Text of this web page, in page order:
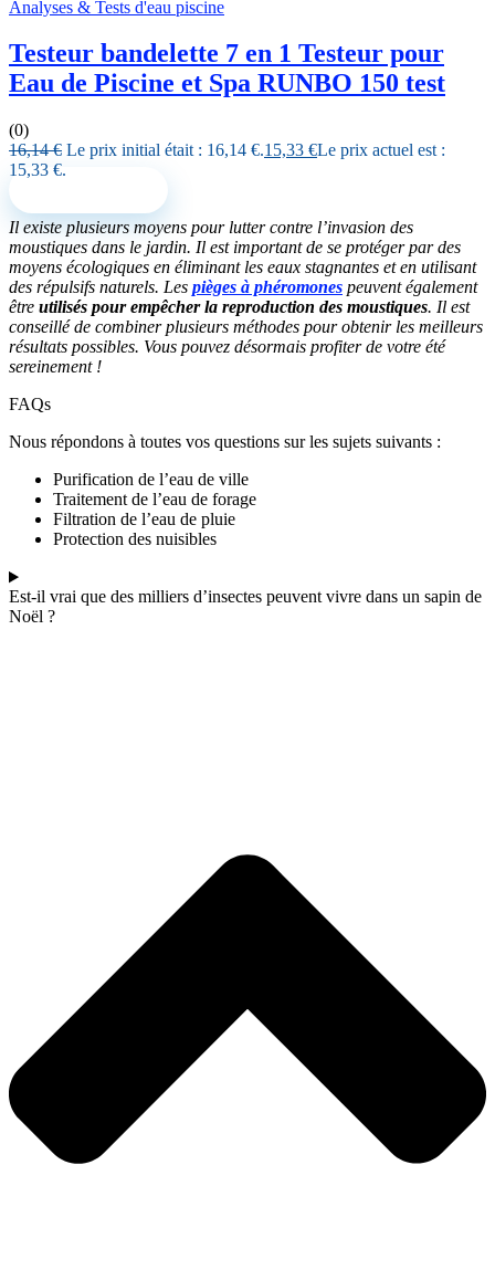
Analyses & Tests d'eau piscine
Testeur bandelette 7 en 1 Testeur pour
Eau de Piscine et Spa RUNBO 150 test
(0)
16,14€ Le prix initial était : 16,14 €.15,33 €Le prix actuel est :
15,33 €.
Il existe plusieurs moyens pour lutter contre l’invasion des
moustiques dans le jardin. Il est important de se protéger par des
moyens écologiques en éliminant les eaux stagnantes et en utilisant
des répulsifs naturels. Les pièges à phéromones peuvent également
être utilisés pour empêcher la reproduction des moustiques. Il est
conseillé de combiner plusieurs méthodes pour obtenir les meilleurs
résultats possibles. Vous pouvez désormais profiter de votre été
sereinement !
FAQs
Nous répondons à toutes vos questions sur les sujets suivants :
Purification de l’eau de ville
Traitement de l’eau de forage
Filtration de l’eau de pluie
Protection des nuisibles
Est-il vrai que des milliers d’insectes peuvent vivre dans un sapin de
Noël ?